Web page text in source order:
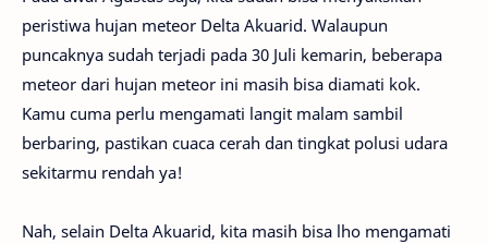
peristiwa hujan meteor Delta Akuarid. Walaupun
puncaknya sudah terjadi pada 30 Juli kemarin, beberapa
meteor dari hujan meteor ini masih bisa diamati kok.
Kamu cuma perlu mengamati langit malam sambil
berbaring, pastikan cuaca cerah dan tingkat polusi udara
sekitarmu rendah ya!
Nah, selain Delta Akuarid, kita masih bisa lho mengamati